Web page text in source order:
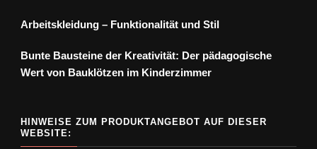
Arbeitskleidung – Funktionalität und Stil
Bunte Bausteine der Kreativität: Der pädagogische
Wert von Bauklötzen im Kinderzimmer
HINWEISE ZUM PRODUKTANGEBOT AUF DIESER
WEBSITE: